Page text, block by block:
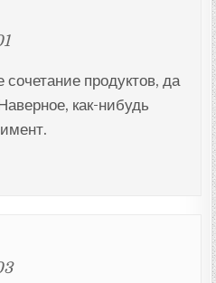
продуктов, да
как-нибудь